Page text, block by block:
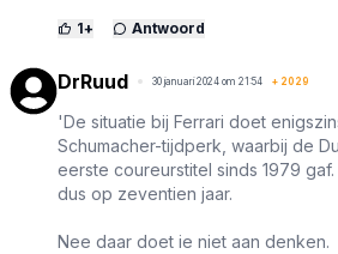
1+ Antwoord
DrRuud 30 januari 2024 om 21:54 + 2029
'De situatie bij Ferrari doet
Schumacher-tijdperk, waarbij de
eerste coureurstitel sinds 1979
dus op zeventien jaar.
Nee daar doet ie niet aan denken.